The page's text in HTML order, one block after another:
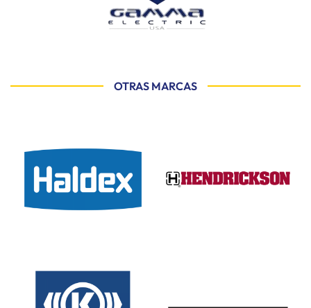
OTRAS MARCAS